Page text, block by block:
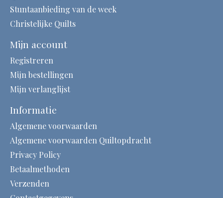
Stuntaanbieding van de week
Christelijke Quilts
Mijn account
Registreren
Mijn bestellingen
Mijn verlanglijst
Informatie
Algemene voorwaarden
Algemene voorwaarden Quiltopdracht
Privacy Policy
Betaalmethoden
Verzenden